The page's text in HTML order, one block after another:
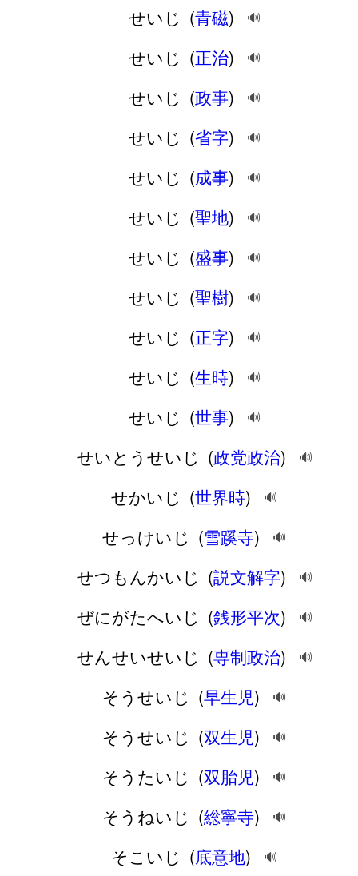
せいじ (青磁) 🔊
せいじ (正治) 🔊
せいじ (政事) 🔊
せいじ (省字) 🔊
せいじ (成事) 🔊
せいじ (聖地) 🔊
せいじ (盛事) 🔊
せいじ (聖樹) 🔊
せいじ (正字) 🔊
せいじ (生時) 🔊
せいじ (世事) 🔊
せいとうせいじ (政党政治) 🔊
せかいじ (世界時) 🔊
せっけいじ (雪蹊寺) 🔊
せつもんかいじ (説文解字) 🔊
ぜにがたへいじ (銭形平次) 🔊
せんせいせいじ (専制政治) 🔊
そうせいじ (早生児) 🔊
そうせいじ (双生児) 🔊
そうたいじ (双胎児) 🔊
そうねいじ (総寧寺) 🔊
そこいじ (底意地) 🔊